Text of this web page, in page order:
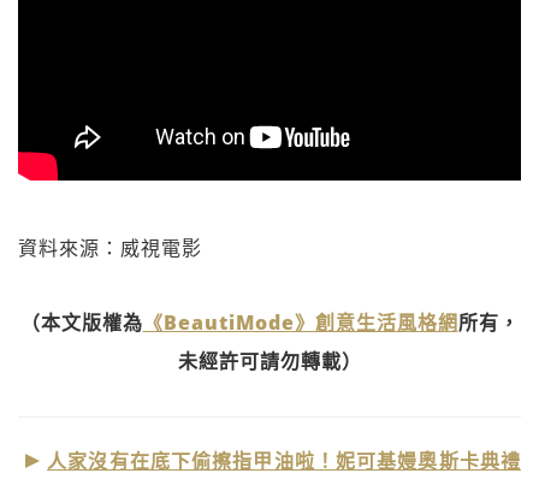
資料來源：威視電影
（本文版權為 《BeautiMode》創意生活風格網所有，
未經許可請勿轉載）
人家沒有在底下偷擦指甲油啦！妮可基嫚奧斯卡典禮